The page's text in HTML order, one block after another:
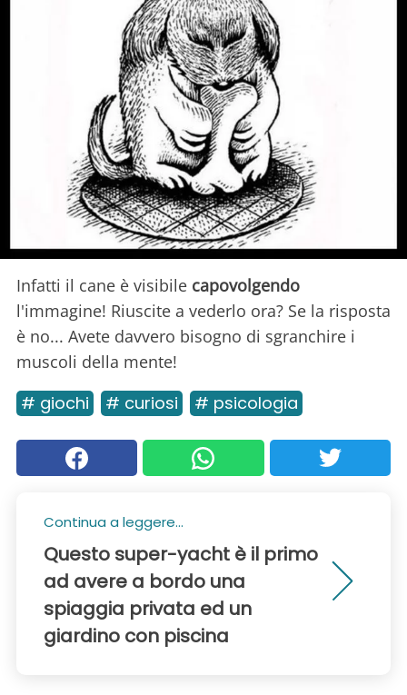
Infatti il cane è visibile capovolgendo
l'immagine! Riuscite a vederlo ora? Se la risposta
è no... Avete davvero bisogno di sgranchire i
muscoli della mente!
# giochi # curiosi # psicologia
Continua a leggere...
Questo super-yacht è il primo
ad avere a bordo una
spiaggia privata ed un
giardino con piscina